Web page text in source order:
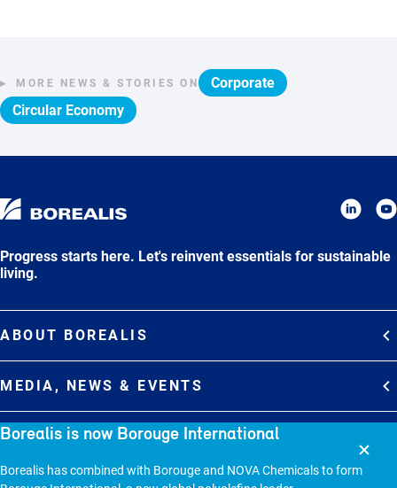
Borealis is now Borouge International
Borealis has combined with Borouge and NOVA Chemicals to form
MORE NEWS & STORIES ON
Corporate
Circular Economy
Progress starts here. Let's reinvent essentials for sustainable
living.
ABOUT BOREALIS
Commitments
Organization
MEDIA, NEWS & EVENTS
Media Contacts
DEBT INVESTOR RELATIONS
Overview